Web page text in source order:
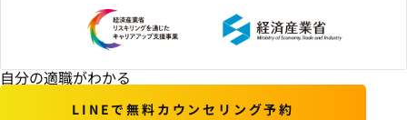
自分の適職がわかる
LINEで無料カウンセリング予約